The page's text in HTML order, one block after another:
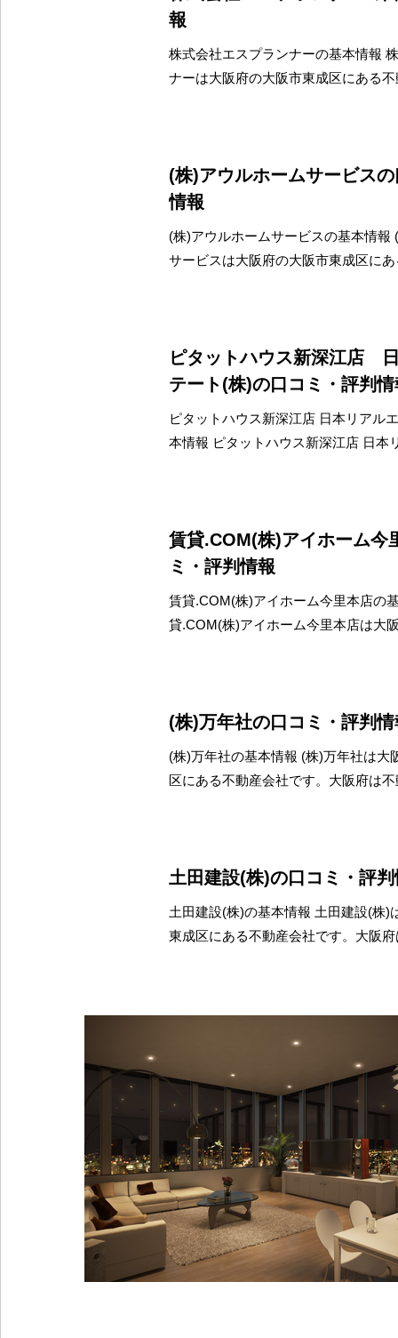
報
株式会社エスプランナーの基本情報
ナーは大阪府の大阪市東成区にある
(株)アウルホームサービス
情報
(株)アウルホームサービスの基本情報
サービスは大阪府の大阪市東成区に
ピタットハウス新深江店
テート(株)の口コミ・評判情
ピタットハウス新深江店 日本リアル
本情報 ピタットハウス新深江店 日本
賃貸.COM(株)アイホーム今
ミ・評判情報
賃貸.COM(株)アイホーム今里本店の
貸.COM(株)アイホーム今里本店は大
(株)万年社の口コミ・評判情
(株)万年社の基本情報 (株)万年社は大
区にある不動産会社です。大阪府は
土田建設(株)の口コミ・評
土田建設(株)の基本情報 土田建設(株)
東成区にある不動産会社です。大阪